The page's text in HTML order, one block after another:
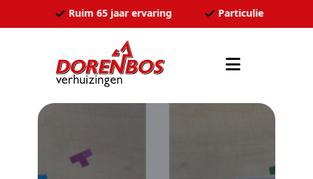
Ga naar de inhoudRuim 65 jaar ervaring Particulier en